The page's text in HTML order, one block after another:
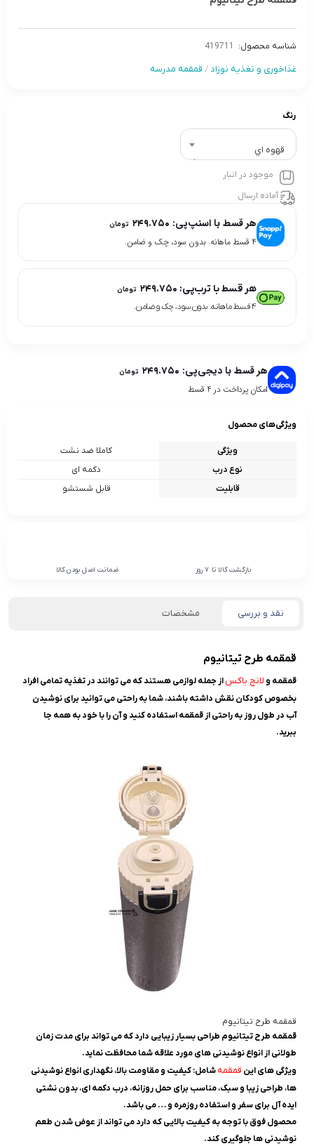
شناسه محصول: 419711
غذاخوری و تغذیه نوزاد / قمقمه مدرسه
رنگ
قهوه اي
موجود در انبار
آماده ارسال
هر قسط با اسنپ‌پی: ۲۴۹.۷۵۰ تومان
۴ قسط ماهانه. بدون سود، چک و ضامن.
هر قسط با ترب‌پی: ۲۴۹.۷۵۰ تومان
۴ قسط ماهانه. بدون سود، چک و ضامن.
هر قسط با دیجی‌پی: ۲۴۹.۷۵۰ تومان
امکان پرداخت در 4 قسط
ویژگی‌های محصول
ویژگی
کاملا ضد نشت
نوع درب
دکمه ای
قابلیت
قابل شستشو
بازگشت کالا تا 7 روز ضمانت اصل بودن کالا
نقد و بررسی مشخصات
قمقمه طرح تیتانیوم
قمقمه و لانچ باکساز جمله لوازمی هستند که می توانند در تغذیه تمامی افراد
بخصوص کودکان نقش داشته باشند، شما به راحتی می توانید برای نوشیدن
آب در طول روز به راحتی از قمقمه استفاده کنید و آن را با خود به همه جا
ببرید.
قمقمه طرح تیتانیوم
قمقمه طرح تیتانیوم طراحی بسیار زیبایی دارد که می تواند برای مدت زمان
طولانی از انواع نوشیدنی های مورد علاقه شما محافظت نماید.
ویژگی های این قمقمهشامل: کیفیت و مقاومت بالا، نگهداری انواع نوشیدنی
ها، طراحی زیبا و سبک، مناسب برای حمل روزانه، درب دکمه ای، بدون نشتی
ایده ‌آل برای سفر و استفاده روزمره و … می باشد.
محصول فوق با توجه به کیفیت بالایی که دارد می تواند از عوض شدن طعم
نوشیدنی ها جلوگیری کند.